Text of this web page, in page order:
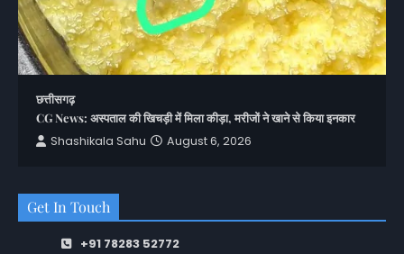
छत्तीसगढ़
CG News: अस्पताल की खिचड़ी में मिला कीड़ा, मरीजों ने खाने से किया इनकार
Shashikala Sahu
August 6, 2026
Get In Touch
+91 78283 52772